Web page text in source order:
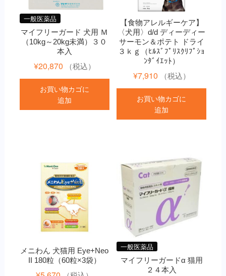
一般医薬品
マイフリーガード 犬用 Ｍ
（10kg～20kg未満）３０
本入
¥20,870 （税込）
お買い物カゴに
追加
【食物アレルギーケア】
〈犬用〉d/d ディーディー
サーモン＆ポテト ドライ
３ｋｇ（ﾋﾙｽﾞﾌﾟﾘｽｸﾘﾌﾟｼｮ
ﾝﾀﾞｲｴｯﾄ）
¥7,910 （税込）
お買い物カゴに
追加
メニわん 犬猫用 Eye+Neo
II 180粒（60粒×3袋）
一般医薬品
マイフリーガードα 猫用
２４本入